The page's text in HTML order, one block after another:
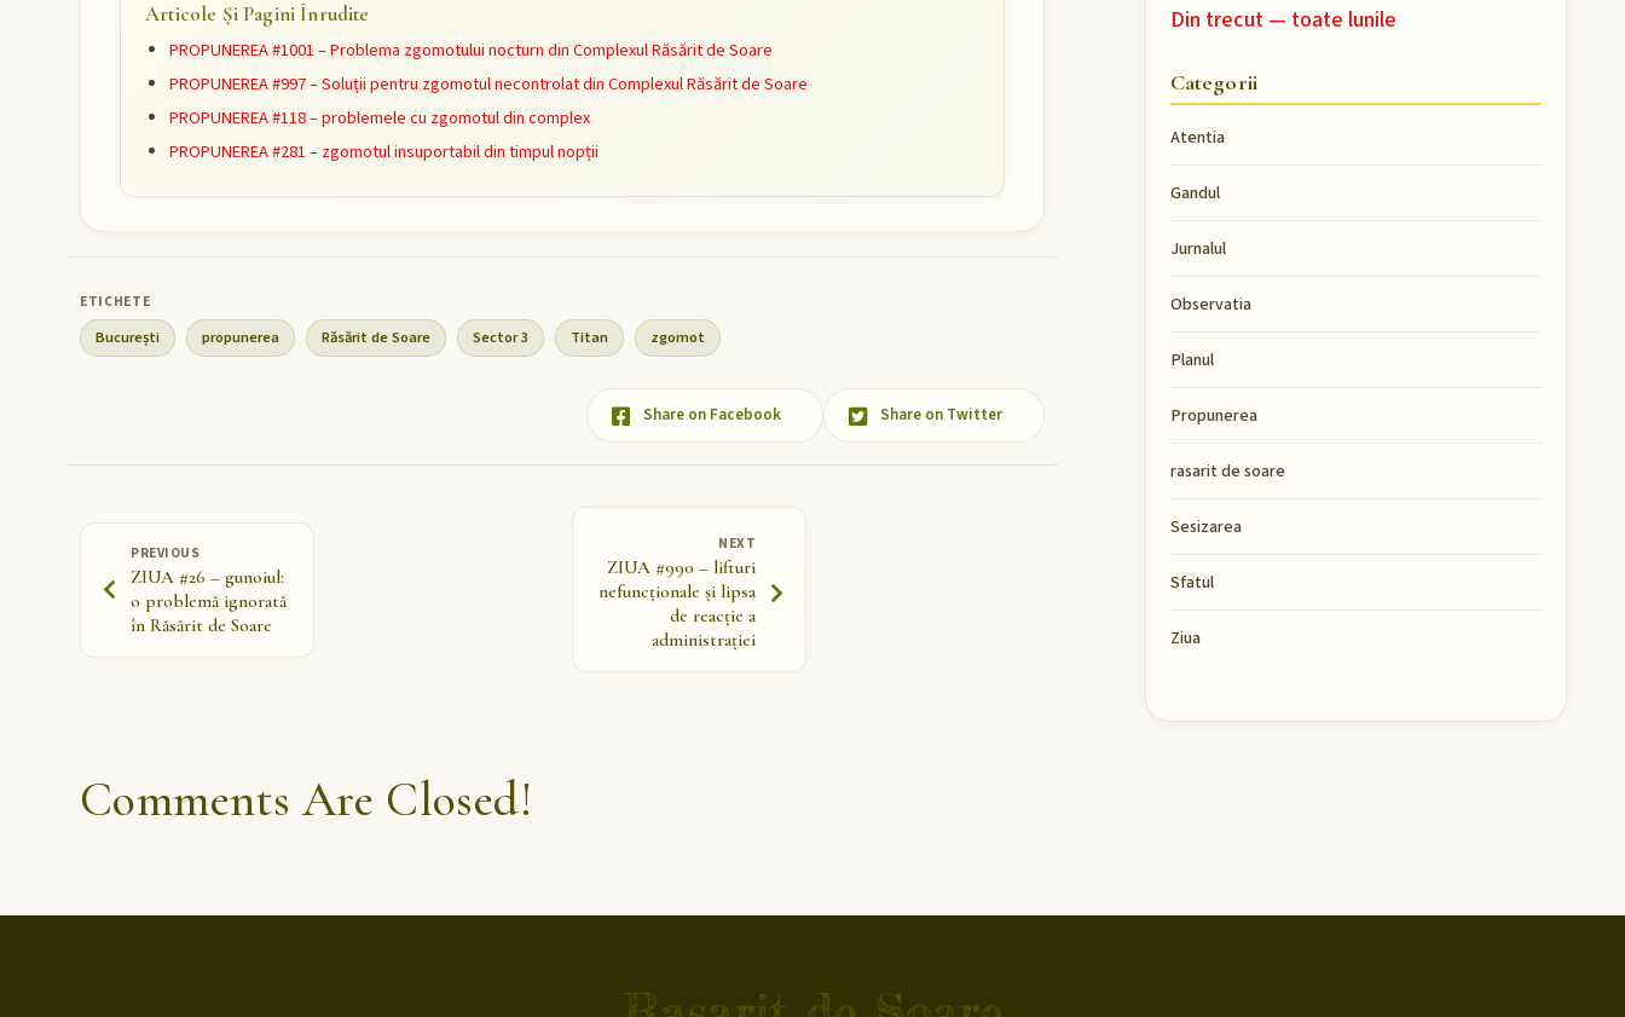
Articole Și Pagini Înrudite
PROPUNEREA #1001 – Problema zgomotului nocturn din Complexul Răsărit de Soare
PROPUNEREA #997 – Soluții pentru zgomotul necontrolat din Complexul Răsărit de Soare
PROPUNEREA #118 – problemele cu zgomotul din complex
PROPUNEREA #281 – zgomotul insuportabil din timpul nopții
București propunerea Răsărit de Soare Sector 3 Titan zgomot
Share on Facebook Share on Twitter
PREVIOUS
ZIUA #26 – gunoiul:
o problemă ignorată
în Răsărit de Soare
NEXT
ZIUA #990 – lifturi
nefuncționale și lipsa
de reacție a
administrației
Comments Are Closed!
Din trecut — toate lunile
Categorii
Atentia
Gandul
Jurnalul
Observatia
Planul
Propunerea
rasarit de soare
Sesizarea
Sfatul
Ziua